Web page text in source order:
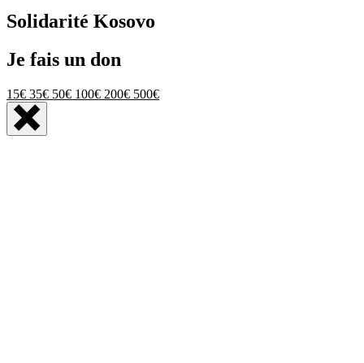
Solidarité Kosovo
Je fais un don
15€ 35€ 50€ 100€ 200€ 500€